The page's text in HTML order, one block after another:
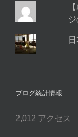
ブログ統計情報
2,012 アクセス